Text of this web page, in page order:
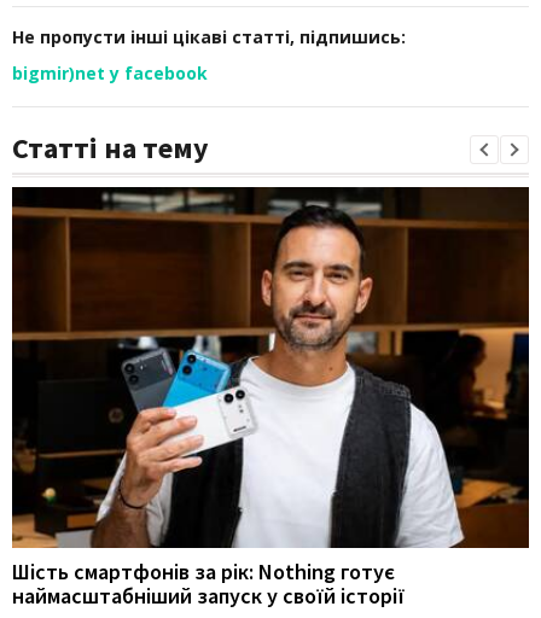
Не пропусти інші цікаві статті, підпишись:
bigmir)net у facebook
Статті на тему
Шість смартфонів за рік: Nothing готує
наймасштабніший запуск у своїй історії